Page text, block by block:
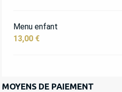
Menu enfant
13,00 €
MOYENS DE PAIEMENT